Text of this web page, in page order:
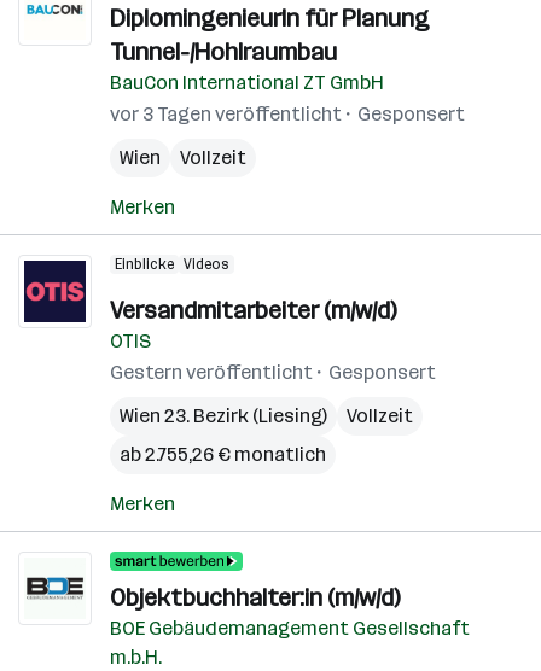
DiplomingenieurIn für Planung
Tunnel-/Hohlraumbau
BauCon International ZT GmbH
vor 3 Tagen veröffentlicht
Gesponsert
Wien
Vollzeit
Merken
Einblicke Videos
Versandmitarbeiter (m/w/d)
OTIS
Gestern veröffentlicht
Gesponsert
Wien 23. Bezirk (Liesing)
Vollzeit
ab 2.755,26 € monatlich
Merken
Objektbuchhalter:in (m/w/d)
BOE Gebäudemanagement Gesellschaft
m.b.H.